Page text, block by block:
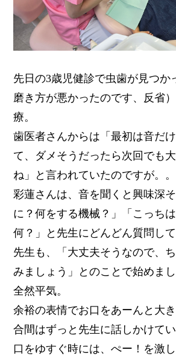
先日の3歳児健診で虫歯が見つか
磨き方が悪かったのです、反省
療。
歯医者さんからは「最初は音だ
て、ダメそうだったら次回でも
ね」と言われていたのですが。。
彩蓮さんは、音を聞くと興味深
に？何をする機械？」「こっち
何？」と先生にどんどん質問して
先生も、「大丈夫そうなので、
みましょう」とのことで始めま
全然平気。
余裕の表情でお口をあーんと大
合間はずっと先生に話しかけてい
口をゆすぐ時には、ぺー！を激